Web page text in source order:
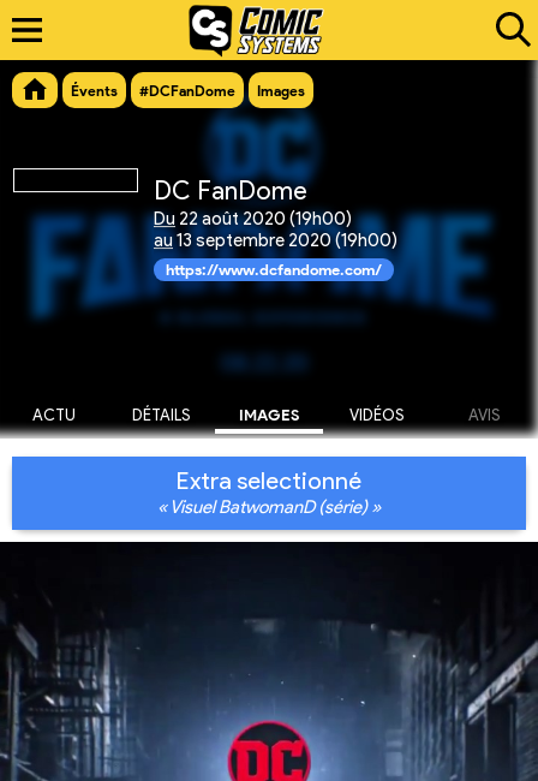
Évents #DCFanDome Images
DC FanDome
Du 22 août 2020 (19h00)
au13 septembre 2020 (19h00)
https://www.dcfandome.com/
ACTU DÉTAILS IMAGES VIDÉOS AVIS
Extra selectionné
« Visuel BatwomanD (série) »